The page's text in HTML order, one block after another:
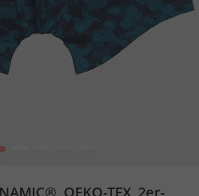
OEKO-TEX, 2er-